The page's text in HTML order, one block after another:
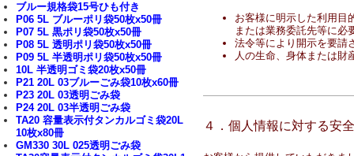
ブルー規格袋15号ひも付き
P06 5L ブルーポリ袋50枚x50冊
P07 5L 黒ポリ袋50枚x50冊
P08 5L 透明ポリ袋50枚x50冊
P09 5L 半透明ポリ袋50枚x50冊
10L 半透明ゴミ袋20枚x50冊
P21 20L 03ブルーごみ袋10枚x60冊
P23 20L 03透明ごみ袋
P24 20L 03半透明ごみ袋
TA20 容量表示付タンカルゴミ袋20L
10枚x80冊
GM330 30L 025透明ごみ袋
お客様に明示した利用目
または業務委託先等に必
法令等により開示を要請
人の生命、身体または財
４．個人情報に対する安